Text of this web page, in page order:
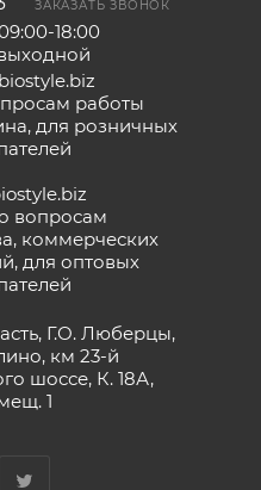
ЗАКАЗАТЬ ЗВОНОК
18:00
работы
для розничных
вопросам
коммерческих
для оптовых
Г.О. Люберцы,
км 23-й
шоссе, К. 18А,
1